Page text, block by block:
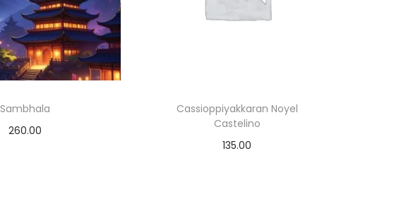
Sambhala
260.00
Cassioppiyakkaran Noyel
Castelino
135.00